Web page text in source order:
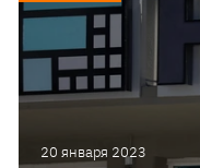
20 января 2023